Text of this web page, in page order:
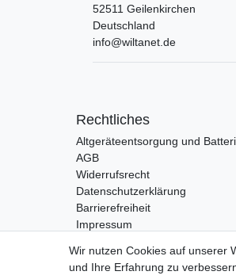
52511 Geilenkirchen
Deutschland
info@wiltanet.de
Rechtliches
Altgeräteentsorgung und
AGB
Widerrufsrecht
Datenschutzerklärung
Barrierefreiheit
Impressum
Vertrag widerrufen
Wir nutzen Cookies auf unserer
und Ihre Erfahrung zu